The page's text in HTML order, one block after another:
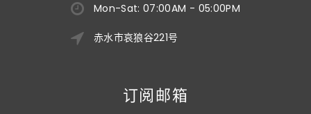
Mon-Sat: 07:00AM - 05:00PM
赤水市哀狼谷221号
订阅邮箱